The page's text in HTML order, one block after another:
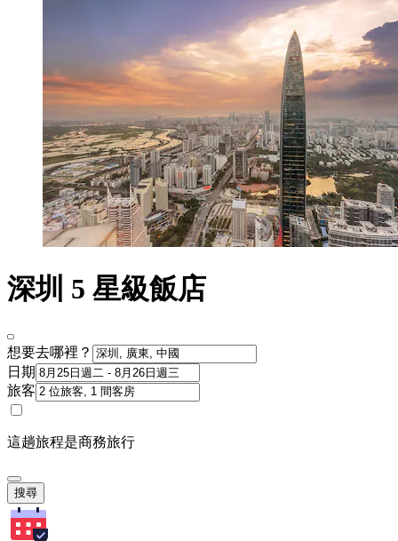
深圳 5 星級飯店
想要去哪裡？
日期
旅客
這趟旅程是商務旅行
搜尋